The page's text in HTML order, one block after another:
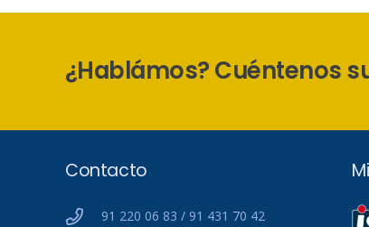
¿Hablámos? Cuéntenos
Contacto
91 220 06 83 / 91 431 70 42